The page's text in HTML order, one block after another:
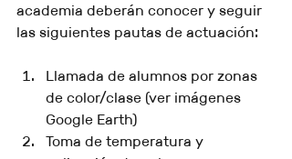
academia deberán conocer y seguir
las siguientes pautas de actuación:
Llamada de alumnos por zonas
de color/clase (ver imágenes
Google Earth)
Toma de temperatura y